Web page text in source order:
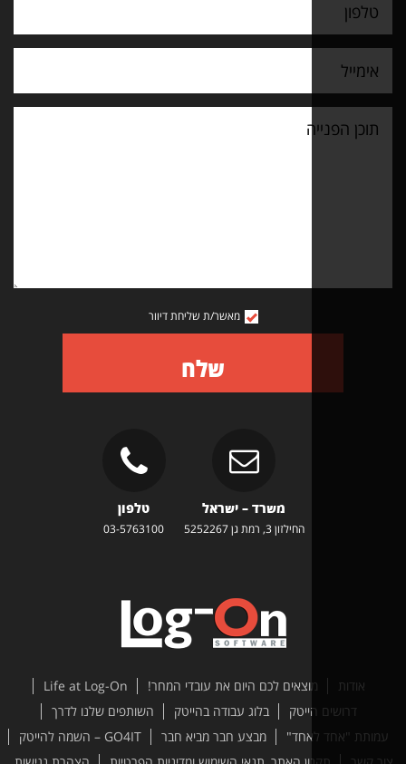
מאשר/ת שליחת דיוור
משרד – ישראל טלפון
03-5763100
מוצאים לכם היום את עובדי המחר!
Life at Log-On
הייטק
בלוג עבודה בהייטק
השותפים שלנו לדרך
לאחד"
מבצע חבר מביא חבר
GO4IT – השמה להייטק